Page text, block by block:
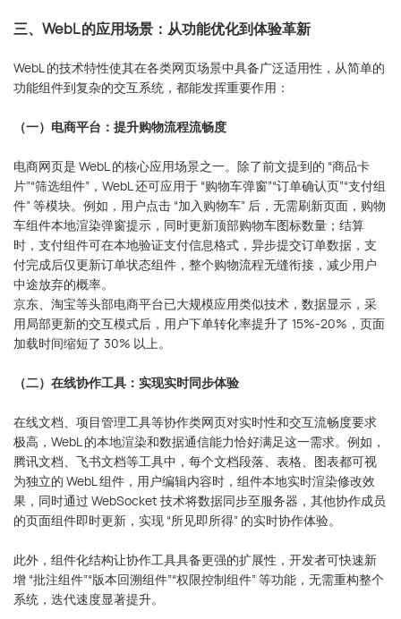
三、WebL 的应用场景：从功能优化到体验革新
WebL 的技术特性使其在各类网页场景中具备广泛适用性，从简单的
功能组件到复杂的交互系统，都能发挥重要作用：
（一）电商平台：提升购物流程流畅度
电商网页是 WebL 的核心应用场景之一。除了前文提到的 “商品卡
片”“筛选组件”，WebL 还可应用于 “购物车弹窗”“订单确认页”“支付组
件” 等模块。例如，用户点击 “加入购物车” 后，无需刷新页面，购物
车组件本地渲染弹窗提示，同时更新顶部购物车图标数量；结算
时，支付组件可在本地验证支付信息格式，异步提交订单数据，支
付完成后仅更新订单状态组件，整个购物流程无缝衔接，减少用户
中途放弃的概率。
京东、淘宝等头部电商平台已大规模应用类似技术，数据显示，采
用局部更新的交互模式后，用户下单转化率提升了 15%-20%，页面
加载时间缩短了 30% 以上。
（二）在线协作工具：实现实时同步体验
在线文档、项目管理工具等协作类网页对实时性和交互流畅度要求
极高，WebL 的本地渲染和数据通信能力恰好满足这一需求。例如，
腾讯文档、飞书文档等工具中，每个文档段落、表格、图表都可视
为独立的 WebL 组件，用户编辑内容时，组件本地实时渲染修改效
果，同时通过 WebSocket 技术将数据同步至服务器，其他协作成员
的页面组件即时更新，实现 “所见即所得” 的实时协作体验。
此外，组件化结构让协作工具具备更强的扩展性，开发者可快速新
增 “批注组件”“版本回溯组件”“权限控制组件” 等功能，无需重构整个
系统，迭代速度显著提升。